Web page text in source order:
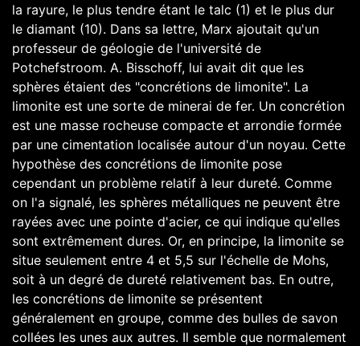
la rayure, le plus tendre étant le talc (1) et le plus dur
le diamant (10). Dans sa lettre, Marx ajoutait qu'un
professeur de géologie de l'université de
Potchefstroom. A. Bisschoff, lui avait dit que les
sphères étaient des "concrétions de limonite". La
limonite est une sorte de minerai de fer. Un concrétion
est une masse rocheuse compacte et arrondie formée
par une cimentation localisée autour d'un noyau. Cette
hypothèse des concrétions de limonite pose
cependant un problème relatif à leur dureté. Comme
on l'a signalé, les sphères métalliques ne peuvent être
rayées avec une pointe d'acier, ce qui indique qu'elles
sont extrêmement dures. Or, en principe, la limonite se
situe seulement entre 4 et 5,5 sur l'échelle de Mohs,
soit à un degré de dureté relativement bas. En outre,
les concrétions de limonite se présentent
généralement en groupe, comme des bulles de savon
collées les unes aux autres. Il semble que normalement